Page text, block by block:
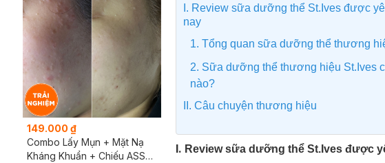
149.000 ₫
Combo Lấy Mụn + Mặt Nạ
Kháng Khuẩn + Chiếu ASSH
I. Review sữa dưỡng thể St.Ives được
nay
1. Tổng quan sữa dưỡng thể thương
2. Sữa dưỡng thể thương hiệu St.Ives
nào?
II. Câu chuyện thương hiệu
I. Review sữa dưỡng thể St.Ives được